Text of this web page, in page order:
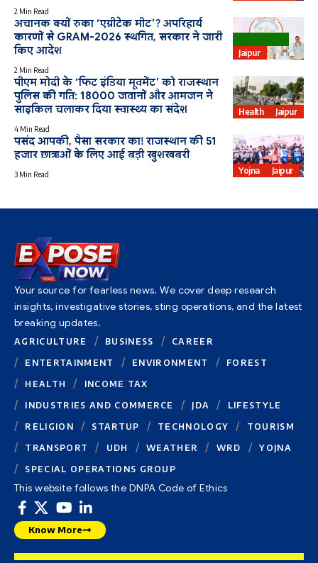
2 Min Read
Jaipur
अचानक क्यों रुका ‘एग्रीटेक मीट’? अपरिहार्य
कारणों से GRAM-2026 स्थगित, सरकार ने जारी
किए आदेश
2 Min Read
Health Jaipur
पीएम मोदी के ‘फिट इंडिया मूवमेंट’ को राजस्थान
पुलिस की गति: 18000 जवानों और आमजन ने
साइकिल चलाकर दिया स्वास्थ्य का संदेश
4 Min Read
Yojna Jaipur
पसंद आपकी, पैसा सरकार का! राजस्थान की 51
हजार छात्राओं के लिए आई बड़ी खुशखबरी
3 Min Read
Your source for fearless news. We cover deep research
insights, investigative stories, sting operations, and the latest
breaking updates.
AGRICULTURE BUSINESS
CAREER
ENTERTAINMENT
ENVIRONMENT
FOREST
HEALTH
INCOME TAX
INDUSTRIES AND COMMERCE
JDA
LIFESTYLE
RELIGION
STARTUP TECHNOLOGY
TOURISM
TRANSPORT
UDH WEATHER WRD
YOJNA
SPECIAL OPERATIONS GROUP
This website follows the DNPA Code of Ethics
Know More